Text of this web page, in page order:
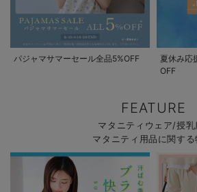
パジャマサマーセール全品5%OFF
夏休み応
OFF
FEATURE
マタニティウェア/授
マタニティ用品に関する